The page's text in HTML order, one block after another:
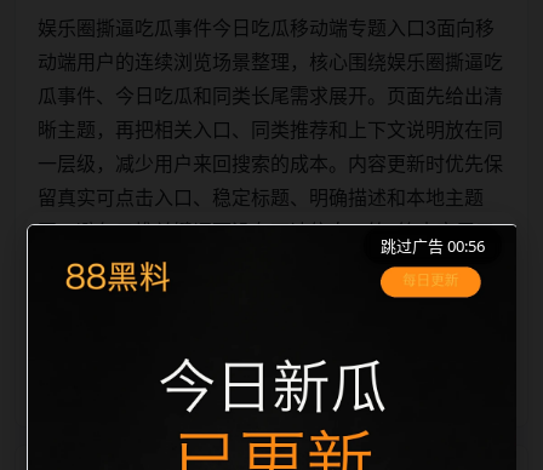
娱乐圈撕逼吃瓜事件今日吃瓜移动端专题入口3面向移
动端用户的连续浏览场景整理，核心围绕娱乐圈撕逼吃
瓜事件、今日吃瓜和同类长尾需求展开。页面先给出清
晰主题，再把相关入口、同类推荐和上下文说明放在同
一层级，减少用户来回搜索的成本。内容更新时优先保
留真实可点击入口、稳定标题、明确描述和本地主题
图，避免只堆关键词而没有可读信息。第3篇内容用于
补齐栏目深度，同时帮助 sitemap、栏目页、首页推荐
形成更自然的内链关系。图片说明统一绑定站点主关键
文、图片 alt、title 之间识
跳过广告 00:56